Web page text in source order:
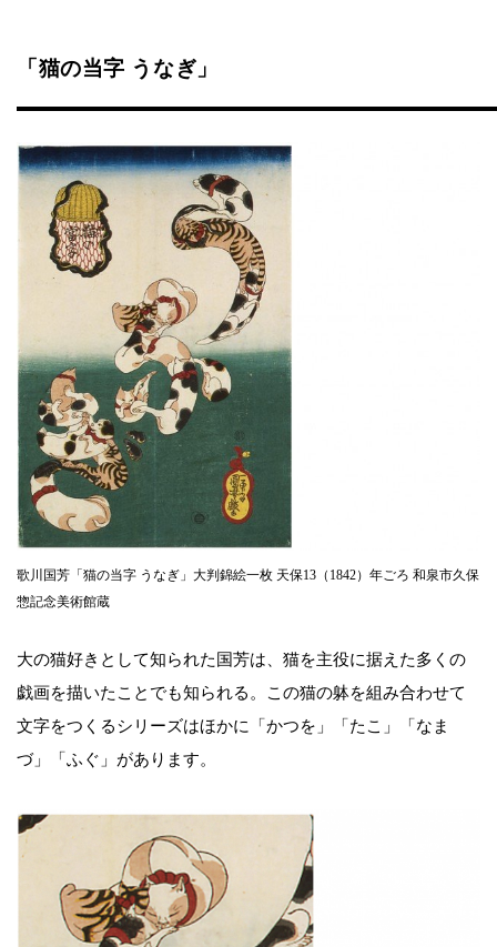
「猫の当字 うなぎ」
歌川国芳「猫の当字 うなぎ」大判錦絵一枚 天保13（1842）年ごろ 和泉市久保
惣記念美術館蔵
大の猫好きとして知られた国芳は、猫を主役に据えた多くの
戯画を描いたことでも知られる。この猫の躰を組み合わせて
文字をつくるシリーズはほかに「かつを」「たこ」「なま
づ」「ふぐ」があります。